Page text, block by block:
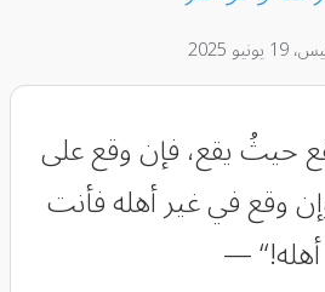
2025
حيثُ يقع، فإن وقع على
وقع في غير أهله فأنت
أهله!“ —